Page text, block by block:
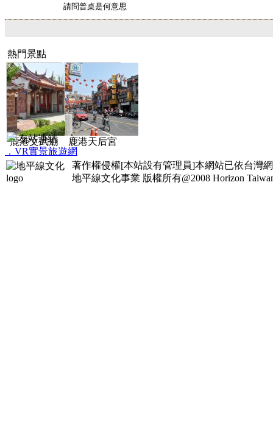
請問普桌是何意思
熱門景點
鹿港文武廟 鹿港天后宮
友站連結
．VR實景旅遊網
著作權侵權[本站設有管理員]本網站已依台灣
地平線文化事業 版權所有@2008 Horizon